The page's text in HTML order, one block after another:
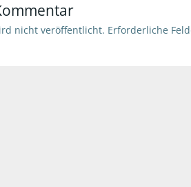
nicht veröffentlicht. Erforderliche